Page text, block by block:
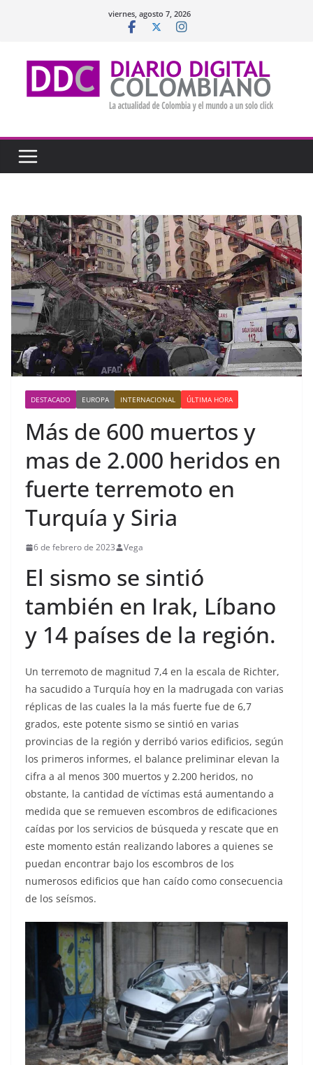
viernes, agosto 7, 2026
DESTACADO EUROPA INTERNACIONAL ÚLTIMA HORA
Más de 600 muertos y
mas de 2.000 heridos en
fuerte terremoto en
Turquía y Siria
6 de febrero de 2023 Vega
El sismo se sintió
también en Irak, Líbano
y 14 países de la región.
Un terremoto de magnitud 7,4 en la escala de Richter,
ha sacudido a Turquía hoy en la madrugada con varias
réplicas de las cuales la la más fuerte fue de 6,7
grados, este potente sismo se sintió en varias
provincias de la región y derribó varios edificios, según
los primeros informes, el balance preliminar elevan la
cifra a al menos 300 muertos y 2.200 heridos, no
obstante, la cantidad de víctimas está aumentando a
medida que se remueven escombros de edificaciones
caídas por los servicios de búsqueda y rescate que en
este momento están realizando labores a quienes se
puedan encontrar bajo los escombros de los
numerosos edificios que han caído como consecuencia
de los seísmos.